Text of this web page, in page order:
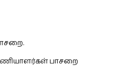
பாசறை